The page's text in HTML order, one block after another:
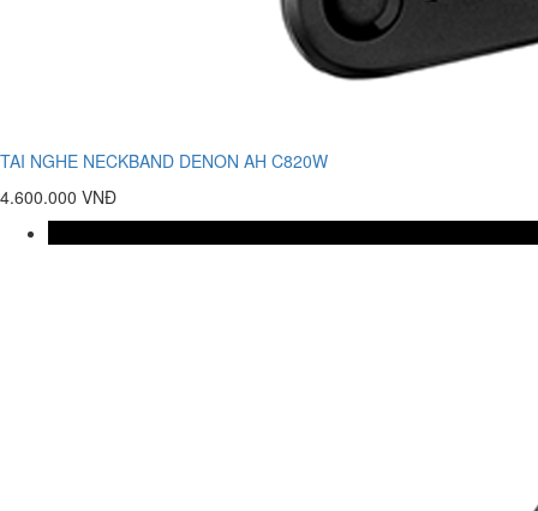
TAI NGHE NECKBAND DENON AH C820W
4.600.000 VNĐ